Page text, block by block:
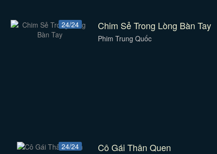
24/24 Chim Sẻ Trong Lòng Bàn Tay
Phim Trung Quốc
24/24 Cô Gái Thân Quen